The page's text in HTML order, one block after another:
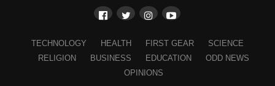
TECHNOLOGY HEALTH FIRST GEAR
SCIENCE
RELIGION
BUSINESS EDUCATION
ODD NEWS
OPINIONS